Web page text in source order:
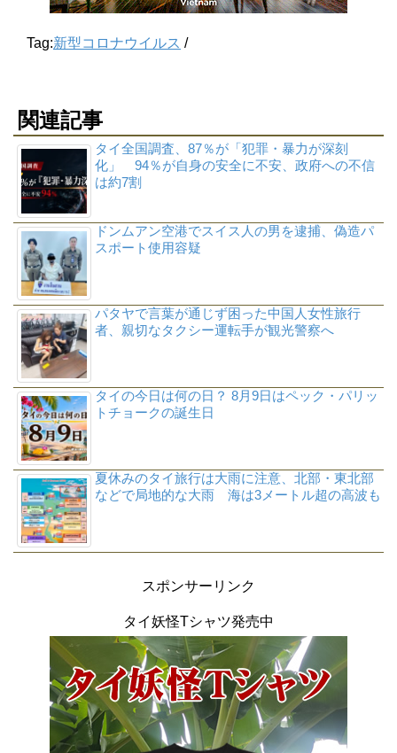
Tag:新型コロナウイルス /
関連記事
タイ全国調査、87％が「犯罪・暴力が深刻
化」 94％が自身の安全に不安、政府への不信
は約7割
ドンムアン空港でスイス人の男を逮捕、偽造パ
スポート使用容疑
パタヤで言葉が通じず困った中国人女性旅行
者、親切なタクシー運転手が観光警察へ
タイの今日は何の日？ 8月9日はペック・パリッ
トチョークの誕生日
夏休みのタイ旅行は大雨に注意、北部・東北部
などで局地的な大雨 海は3メートル超の高波も
スポンサーリンク
タイ妖怪Tシャツ発売中